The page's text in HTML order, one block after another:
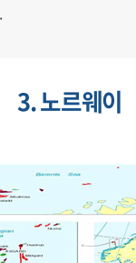
3. 노르웨이